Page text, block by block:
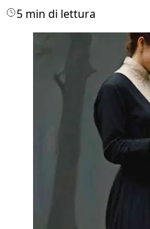
5 min di lettura